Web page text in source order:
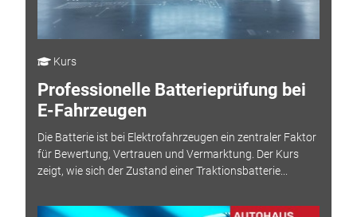
Kurs
Professionelle Batterieprüfung bei
E-Fahrzeugen
Die Batterie ist bei Elektrofahrzeugen ein zentraler Faktor
für Bewertung, Vertrauen und Vermarktung. Der Kurs
zeigt, wie sich der Zustand einer Traktionsbatterie...